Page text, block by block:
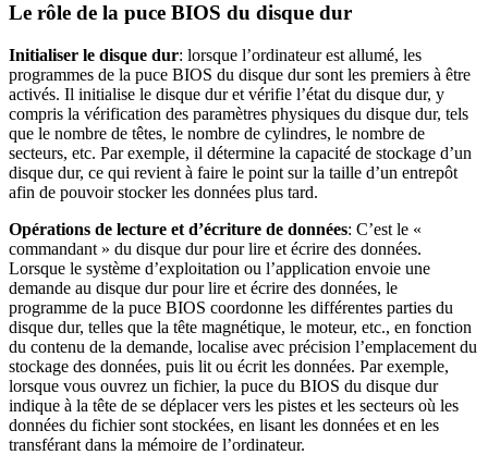
Le rôle de la puce BIOS du disque dur
Initialiser le disque dur: lorsque l’ordinateur est allumé, les
programmes de la puce BIOS du disque dur sont les premiers à être
activés. Il initialise le disque dur et vérifie l’état du disque dur, y
compris la vérification des paramètres physiques du disque dur, tels
que le nombre de têtes, le nombre de cylindres, le nombre de
secteurs, etc. Par exemple, il détermine la capacité de stockage d’un
disque dur, ce qui revient à faire le point sur la taille d’un entrepôt
afin de pouvoir stocker les données plus tard.
Opérations de lecture et d’écriture de données: C’est le «
commandant » du disque dur pour lire et écrire des données.
Lorsque le système d’exploitation ou l’application envoie une
demande au disque dur pour lire et écrire des données, le
programme de la puce BIOS coordonne les différentes parties du
disque dur, telles que la tête magnétique, le moteur, etc., en fonction
du contenu de la demande, localise avec précision l’emplacement du
stockage des données, puis lit ou écrit les données. Par exemple,
lorsque vous ouvrez un fichier, la puce du BIOS du disque dur
indique à la tête de se déplacer vers les pistes et les secteurs où les
données du fichier sont stockées, en lisant les données et en les
transférant dans la mémoire de l’ordinateur.